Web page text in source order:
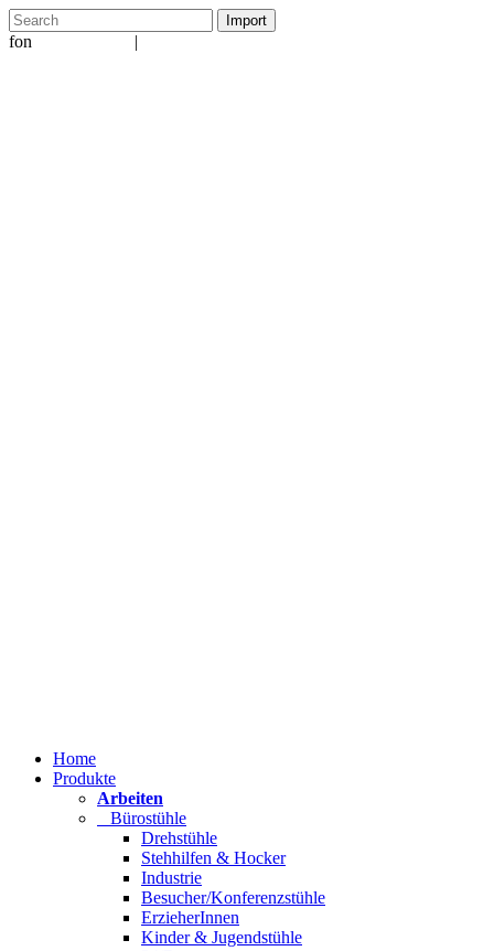
fon |
Home
Produkte
Arbeiten
Bürostühle
Drehstühle
Stehhilfen & Hocker
Industrie
Besucher/Konferenzstühle
ErzieherInnen
Kinder & Jugendstühle